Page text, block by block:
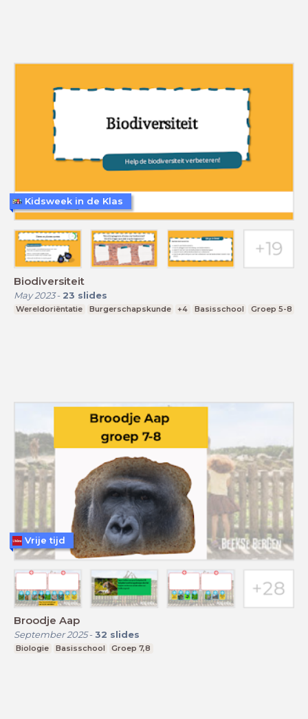
Biodiversiteit
May 2023- 23 slides
Wereldoriëntatie Burgerschapskunde +4 Basisschool Groep 5-8
Kidsweek in de Klas
Broodje Aap
September 2025- 32 slides
Biologie Basisschool Groep 7,8
Vrije tijd